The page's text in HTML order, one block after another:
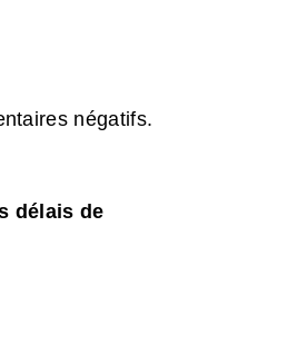
négatifs.
délais de